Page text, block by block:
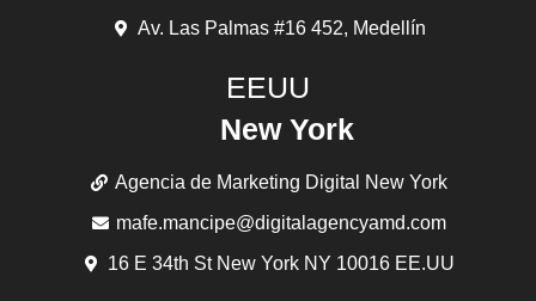
Av. Las Palmas #16 452, Medellín
EEUU
New York
Agencia de Marketing Digital New York
mafe.mancipe@digitalagencyamd.com
16 E 34th St New York NY 10016 EE.UU